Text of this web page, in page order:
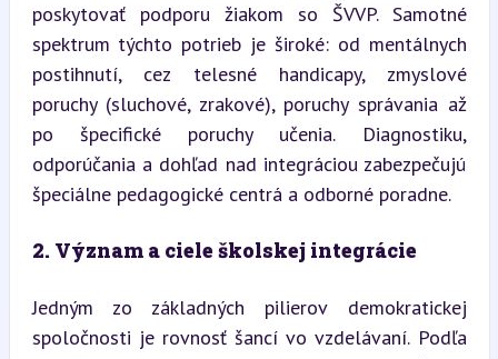
poskytovať podporu žiakom so ŠVVP. Samotné
spektrum týchto potrieb je široké: od mentálnych
postihnutí, cez telesné handicapy, zmyslové
poruchy (sluchové, zrakové), poruchy správania až
po špecifické poruchy učenia. Diagnostiku,
odporúčania a dohľad nad integráciou zabezpečujú
špeciálne pedagogické centrá a odborné poradne.
2. Význam a ciele školskej integrácie
Jedným zo základných pilierov demokratickej
spoločnosti je rovnosť šancí vo vzdelávaní. Podľa